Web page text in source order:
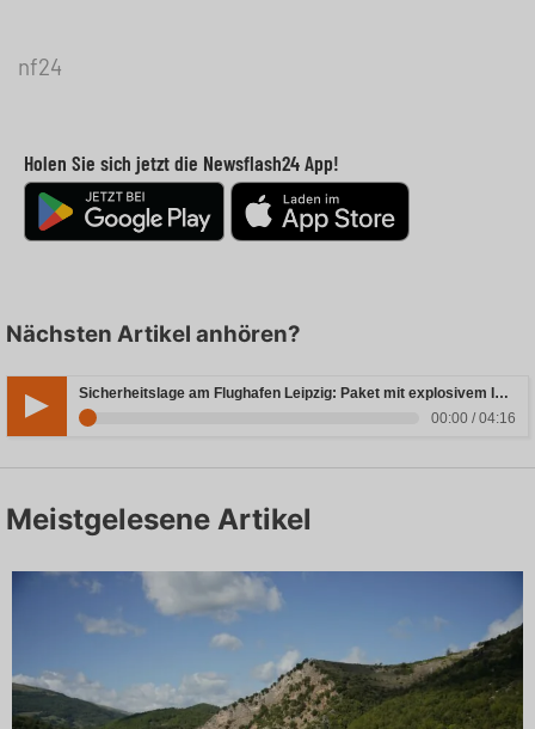
nf24
Holen Sie sich jetzt die Newsflash24 App!
Nächsten Artikel anhören?
Sicherheitslage am Flughafen Leipzig: Paket mit explosivem Inhalt entdeckt
00:00 / 04:16
Meistgelesene Artikel